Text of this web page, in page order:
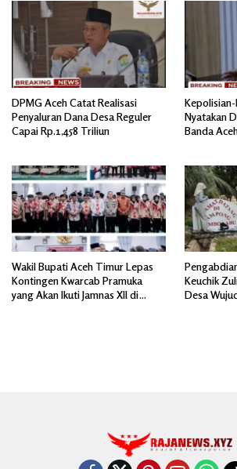
DPMG Aceh Catat Realisasi
Penyaluran Dana Desa Reguler
Capai Rp.1,458 Triliun
Nyatakan
Banda
Wakil Bupati Aceh Timur Lepas
Kontingen Kwarcab Pramuka
yang Akan Ikuti Jamnas XII di
Keuchik
Desa